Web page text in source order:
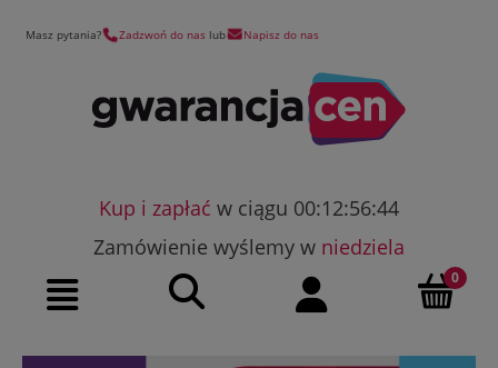
Masz pytania? Zadzwoń do nas lub Napisz do nas
Kup i zapłać w ciągu 00:12:56:43
Zamówienie wyślemy w niedziela